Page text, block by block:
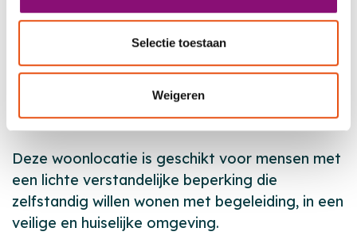
Selectie toestaan
Weigeren
natuur is eenvoudig. Voorzieningen zoals
huisarts, apotheek en supermarkt zijn dichtbij,
het dagelijks leven.
Voor wie
Deze woonlocatie is geschikt voor mensen met
een lichte verstandelijke beperking die
zelfstandig willen wonen met begeleiding, in een
veilige en huiselijke omgeving.